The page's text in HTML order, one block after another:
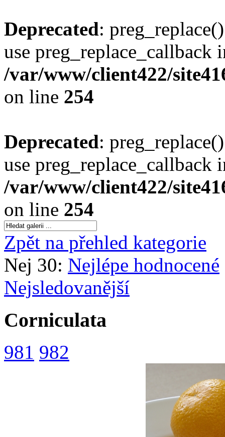
Deprecated:
use preg_replace_callback
/var/www/client422/
on line 254
Deprecated:
use preg_replace_callback
/var/www/client422/
on line 254
Zpět na přehled kategorie
Nej 30: Nejlépe hodnocené
Nejsledovanější
Corniculata
981 982